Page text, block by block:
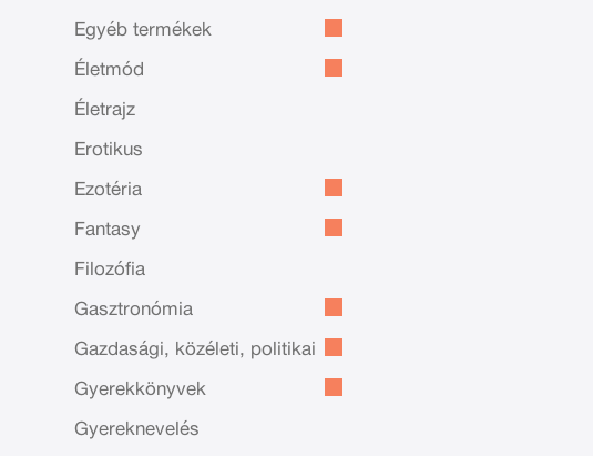
Egyéb termékek
Életmód
Életrajz
Erotikus
Ezotéria
Fantasy
Filozófia
Gasztronómia
Gazdasági, közéleti, politikai
Gyerekkönyvek
Gyereknevelés